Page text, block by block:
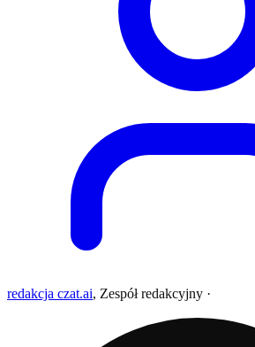
redakcja czat.ai, Zespół redakcyjny ·